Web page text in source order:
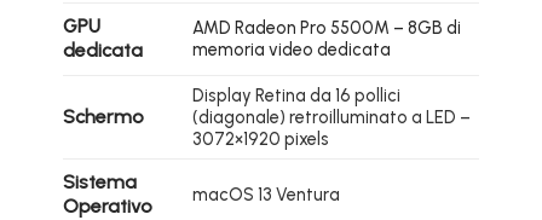
GPU
dedicata
AMD Radeon Pro 5500M – 8GB di
memoria video dedicata
Schermo
Display Retina da 16 pollici
(diagonale) retroilluminato a LED –
3072×1920 pixels
Sistema
Operativo
macOS 13 Ventura